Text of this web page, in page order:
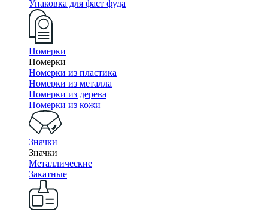
Упаковка для фаст фуда
Номерки
Номерки
Номерки из пластика
Номерки из металла
Номерки из дерева
Номерки из кожи
Значки
Значки
Металлические
Закатные